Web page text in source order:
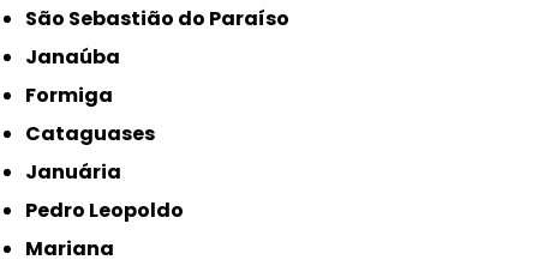
São Sebastião do Paraíso
Janaúba
Formiga
Cataguases
Januária
Pedro Leopoldo
Mariana